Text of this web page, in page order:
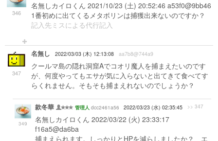
346
名無しカイロくん 2021/10/23 (土) 20:52:46 a53f0@9bb46
1番初めに出てくるメタボリンは捕獲出来ないのですか？
記入先ミスによる代行記入
347
名無し 2022/03/03 (木) 12:13:08 aa7b8@744a9
クールマ島の隠れ洞窟Aでコオリ魔人を捕まえたいのです
が、何度やってもエサが気に入らないと出てきて食べてす
らくれません。そもそも捕まえれないのでしょうか？
349
款冬華 管理人 dcc2461a56 2022/03/23 (水) 02:35:45 >> 347
名無しカイロくん 2022/03/22 (火) 23:33:17
f16a5@da6ba
捕まえられます。しっかりとHPを減らしましたか？ エ